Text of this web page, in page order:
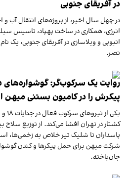
در آفریقای جنوبی
در چهل سال اخیر، از پروژه‌های انتقال آب
انرژی، همکاری در ساخت پهپاد، تاسیس
اتیوپی و ویلاسازی در آفریقای جنوبی، یک
نصر.
روایت یک سرکوب‌گر: گوشواره‌های
پیکرش را در کامیون بستنی میهن
کشتار در تهران افشا می‌کند. از توزیع سلاح
پاسداران تا شلیک تیر خلاص به زخمی‌ها،
شرکت میهن برای حمل پیکرها و کندن
جان‌باخته.